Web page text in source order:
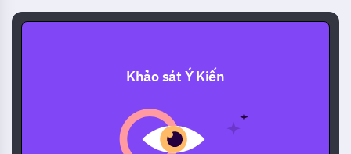
Khảo sát Ý Kiến